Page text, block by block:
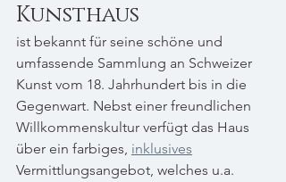
Kunsthaus
ist bekannt für seine schöne und
umfassende Sammlung an Schweizer
Kunst vom 18. Jahrhundert bis in die
Gegenwart. Nebst einer freundlichen
Willkommenskultur verfügt das Haus
über ein farbiges, inklusives
Vermittlungsangebot, welches u.a.